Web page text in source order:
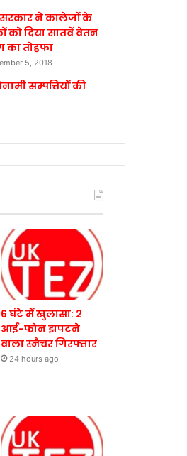
सरकार ने कालेजों के
को दिया सातवें वेतन
का तोहफा
5, 2018
सम्पत्तियों की
6 घंटे में खुलासा: 2
आई-फोन झपटने
वाला स्नैचर गिरफ्तार
24 hours ago